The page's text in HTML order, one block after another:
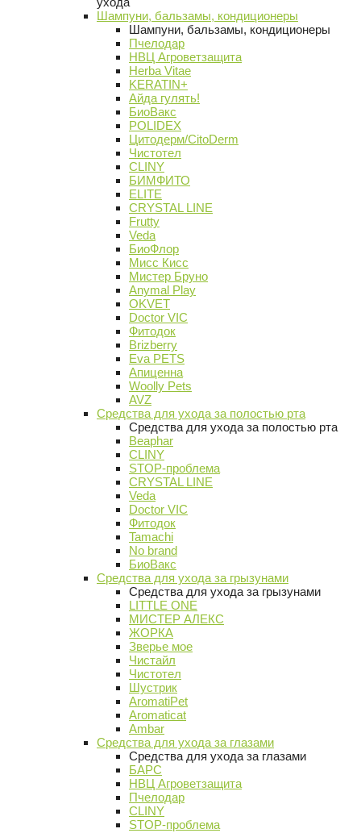
Шампуни, бальзамы, кондиционеры
Шампуни, бальзамы, кондиционеры
Пчелодар
НВЦ Агроветзащита
Herba Vitae
KERATIN+
Айда гулять!
БиоВакс
POLIDEX
Цитодерм/CitoDerm
Чистотел
CLINY
БИМФИТО
ELITE
CRYSTAL LINE
Frutty
Veda
БиоФлор
Мисс Кисс
Мистер Бруно
Anymal Play
OKVET
Doctor VIC
Фитодок
Brizberry
Eva PETS
Апиценна
Woolly Pets
AVZ
Средства для ухода за полостью рта
Средства для ухода за полостью рта
Beaphar
CLINY
STOP-проблема
CRYSTAL LINE
Veda
Doctor VIC
Фитодок
Tamachi
No brand
БиоВакс
Средства для ухода за грызунами
Средства для ухода за грызунами
LITTLE ONE
МИСТЕР АЛЕКС
ЖОРКА
Зверье мое
Чистайл
Чистотел
Шустрик
AromatiPet
Aromaticat
Ambar
Средства для ухода за глазами
Средства для ухода за глазами
БАРС
НВЦ Агроветзащита
Пчелодар
CLINY
STOP-проблема